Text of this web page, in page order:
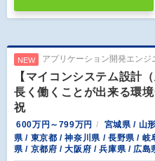
NEW アプリケーション開発エンジ
【マイコンシステム設計
長く働くことが出来る環
祝
600万円～799万円
宮城県 / 山
県 / 東京都 / 神奈川県 / 長野県 /
県 / 京都府 / 大阪府 / 兵庫県 / 広